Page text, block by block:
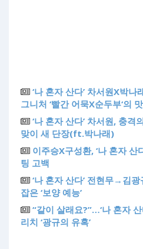
‘나 혼자 산다’ 차서원X박나
그니처 ‘빨간 어묵X순두부‘의
‘나 혼자 산다’ 차서원, 충
맞이 새 단장(ft.박나래)
이주승X구성환, ‘나 혼자 산
팅 고백
‘나 혼자 산다’ 전현무→김
잡은 ‘보양 예능’
“같이 살래요?”…‘나 혼자
리치 ‘광규의 유혹’